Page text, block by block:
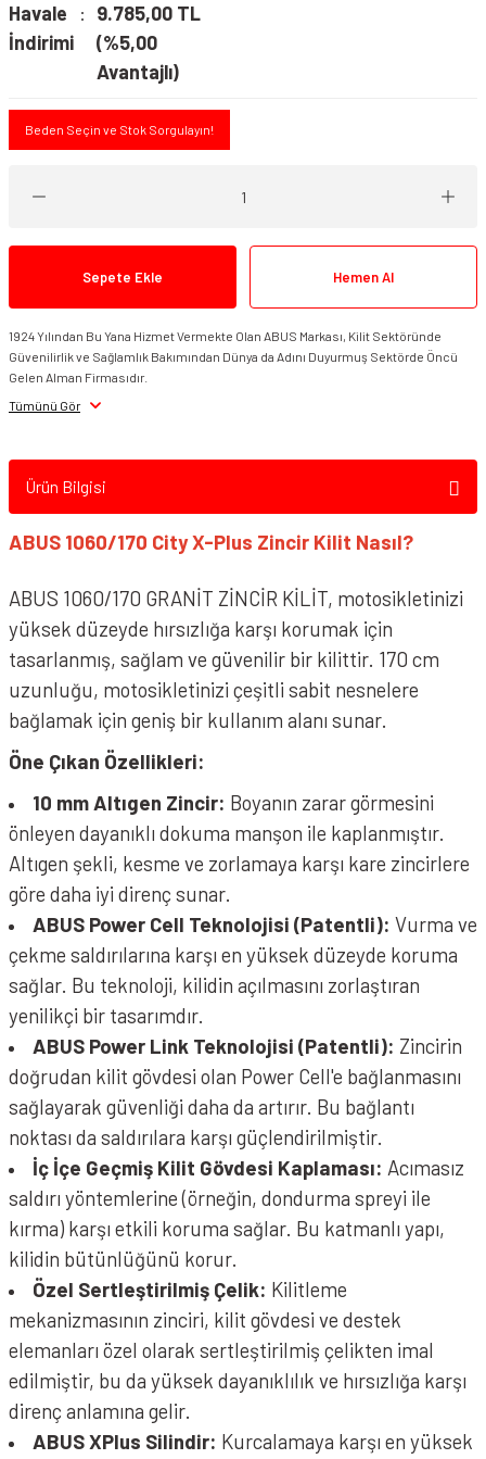
Havale
İndirimi
9.785,00 TL
(%5,00
Avantajlı)
Beden Seçin ve Stok Sorgulayın!
Sepete Ekle Hemen Al
1924 Yılından Bu Yana Hizmet Vermekte Olan ABUS Markası, Kilit Sektöründe
Güvenilirlik ve Sağlamlık Bakımından Dünya da Adını Duyurmuş Sektörde Öncü
Gelen Alman Firmasıdır.
Tümünü Gör
Ürün Bilgisi
ABUS 1060/170 City X-Plus Zincir Kilit Nasıl?
ABUS 1060/170 GRANİT ZİNCİR KİLİT, motosikletinizi
yüksek düzeyde hırsızlığa karşı korumak için
tasarlanmış, sağlam ve güvenilir bir kilittir. 170 cm
uzunluğu, motosikletinizi çeşitli sabit nesnelere
bağlamak için geniş bir kullanım alanı sunar.
Öne Çıkan Özellikleri:
10 mm Altıgen Zincir: Boyanın zarar görmesini
önleyen dayanıklı dokuma manşon ile kaplanmıştır.
Altıgen şekli, kesme ve zorlamaya karşı kare zincirlere
göre daha iyi direnç sunar.
ABUS Power Cell Teknolojisi (Patentli): Vurma ve
çekme saldırılarına karşı en yüksek düzeyde koruma
sağlar. Bu teknoloji, kilidin açılmasını zorlaştıran
yenilikçi bir tasarımdır.
ABUS Power Link Teknolojisi (Patentli): Zincirin
doğrudan kilit gövdesi olan Power Cell'e bağlanmasını
sağlayarak güvenliği daha da artırır. Bu bağlantı
noktası da saldırılara karşı güçlendirilmiştir.
İç İçe Geçmiş Kilit Gövdesi Kaplaması: Acımasız
saldırı yöntemlerine (örneğin, dondurma spreyi ile
kırma) karşı etkili koruma sağlar. Bu katmanlı yapı,
kilidin bütünlüğünü korur.
Özel Sertleştirilmiş Çelik: Kilitleme
mekanizmasının zinciri, kilit gövdesi ve destek
elemanları özel olarak sertleştirilmiş çelikten imal
edilmiştir, bu da yüksek dayanıklılık ve hırsızlığa karşı
direnç anlamına gelir.
ABUS XPlus Silindir: Kurcalamaya karşı en yüksek